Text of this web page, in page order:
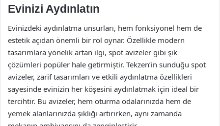
Evinizi Aydınlatın
Evinizdeki aydınlatma unsurları, hem fonksiyonel hem de
estetik açıdan önemli bir rol oynar. Özellikle modern
tasarımlara yönelik artan ilgi, spot avizeler gibi şık
çözümleri popüler hale getirmiştir. Tekzen’in sunduğu spot
avizeler, zarif tasarımları ve etkili aydınlatma özellikleri
sayesinde evinizin her köşesini aydınlatmak için ideal bir
tercihtir. Bu avizeler, hem oturma odalarınızda hem de
yemek alanlarınızda şıklığı artırırken, aynı zamanda